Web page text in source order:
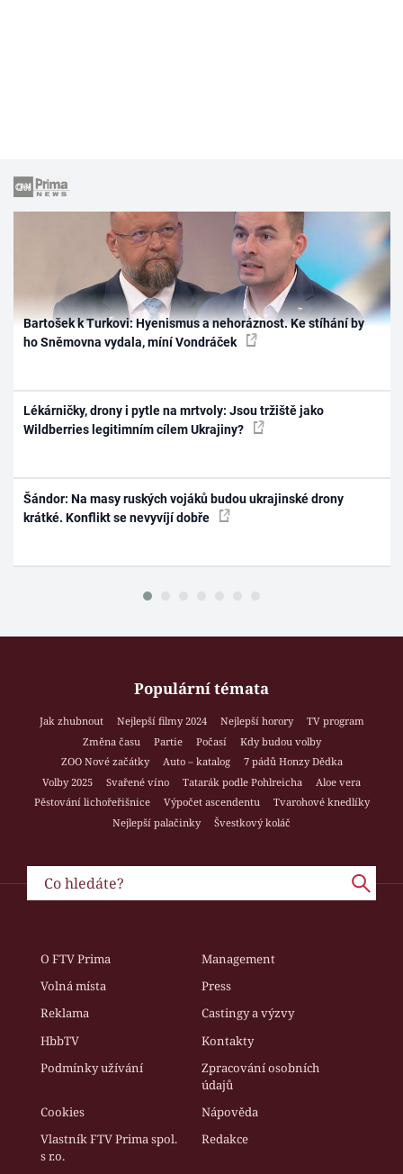
Bartošek k Turkovi: Hyenismus a nehoráznost. Ke stíhání by
ho Sněmovna vydala, míní Vondráček
Lékárničky, drony i pytle na mrtvoly: Jsou tržiště jako
Wildberries legitimním cílem Ukrajiny?
Šándor: Na masy ruských vojáků budou ukrajinské drony
krátké. Konflikt se nevyvíjí dobře
Populární témata
Jak zhubnout Nejlepší filmy 2024 Nejlepší horory
TV program
Změna času
Partie Počasí
Kdy budou volby
ZOO Nové začátky
Auto – katalog
7 pádů Honzy Dědka
Volby 2025
Svařené víno Tatarák podle Pohlreicha
Aloe vera
Pěstování lichořeřišnice
Výpočet ascendentu
Tvarohové knedlíky
Nejlepší palačinky
Švestkový koláč
O FTV Prima
Management
Volná místa
Press
Reklama
Castingy a výzvy
HbbTV
Kontakty
Podmínky užívání
Zpracování osobních
údajů
Cookies
Nápověda
Vlastník FTV Prima spol.
s r.o.
Redakce